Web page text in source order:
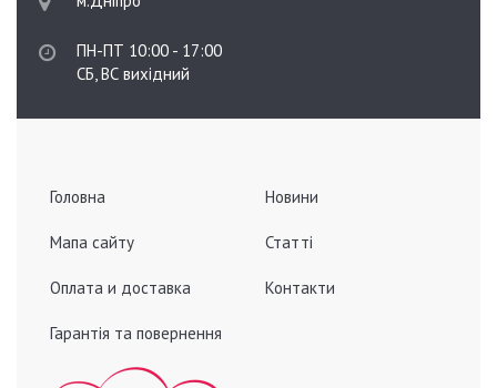
ПН-ПТ 10:00 - 17:00
СБ, ВС вихідний
Головна
Мапа сайту
Оплата и доставка
Гарантія та повернення
Новини
Статті
Контакти